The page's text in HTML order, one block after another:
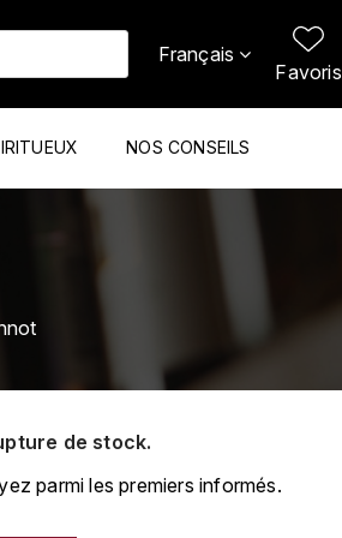
Français
Favoris
NOS CONSEILS
de stock.
parmi les premiers informés.